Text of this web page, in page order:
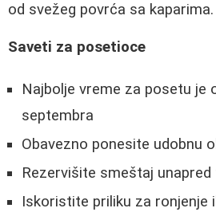
od svežeg povrća sa kaparima.
Saveti za posetioce
Najbolje vreme za posetu je
septembra
Obavezno ponesite udobnu
Rezervišite smeštaj
Iskoristite priliku za ronjenje